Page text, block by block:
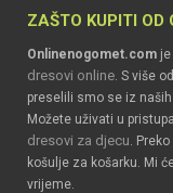
ZAŠTO KUPITI OD
Onlinenogomet.com
dresovi online. S više
preselili smo se iz
Možete uživati u
dresovi za djecu.
košulje za košarku. Mi
vrijeme.